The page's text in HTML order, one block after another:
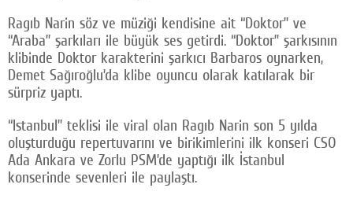
Ragıb Narin söz ve müziği kendisine ait “Doktor” ve
“Araba” şarkıları ile büyük ses getirdi. “Doktor” şarkısının
klibinde Doktor karakterini şarkıcı Barbaros oynarken,
Demet Sağıroğlu’da klibe oyuncu olarak katılarak bir
sürpriz yaptı.
“Istanbul” teklisi ile viral olan Ragıb Narin son 5 yılda
oluşturduğu repertuvarını ve birikimlerini ilk konseri CSO
Ada Ankara ve Zorlu PSM’de yaptığı ilk İstanbul
konserinde sevenleri ile paylaştı.